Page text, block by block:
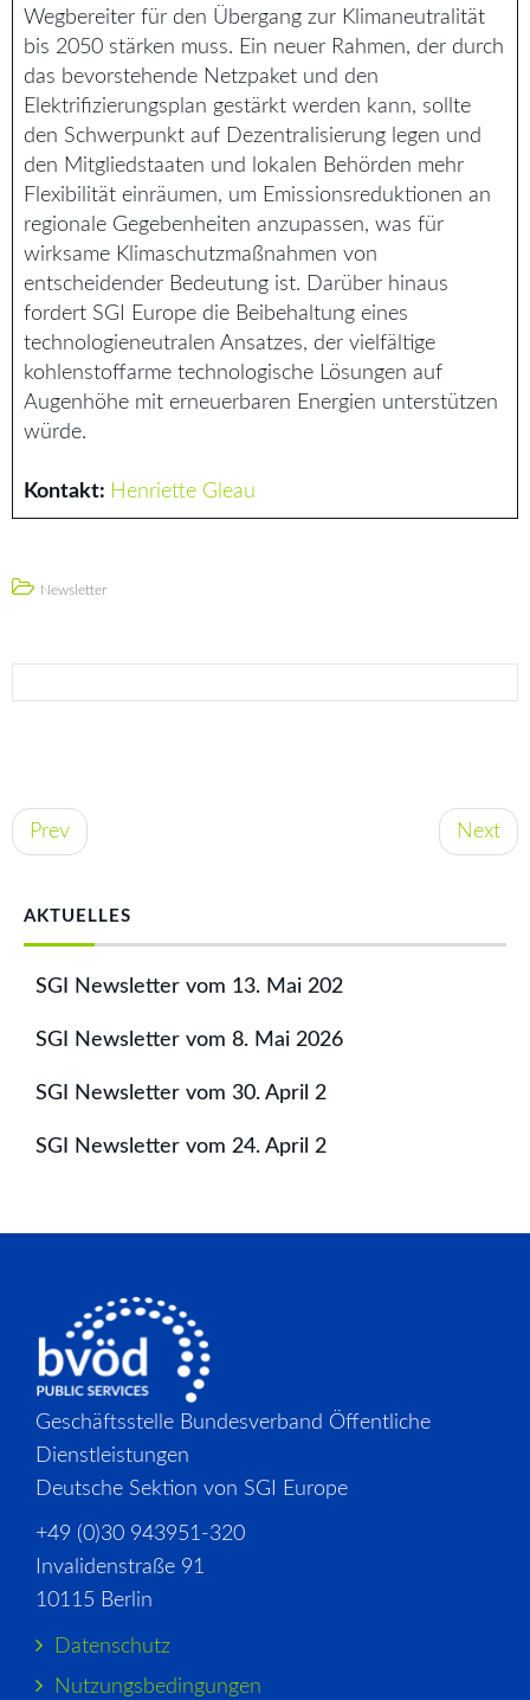
Wegbereiter für den Übergang zur Klimaneutralität
bis 2050 stärken muss. Ein neuer Rahmen, der durch
das bevorstehende Netzpaket und den
Elektrifizierungsplan gestärkt werden kann, sollte
den Schwerpunkt auf Dezentralisierung legen und
den Mitgliedstaaten und lokalen Behörden mehr
Flexibilität einräumen, um Emissionsreduktionen an
regionale Gegebenheiten anzupassen, was für
wirksame Klimaschutzmaßnahmen von
entscheidender Bedeutung ist. Darüber hinaus
fordert SGI Europe die Beibehaltung eines
technologieneutralen Ansatzes, der vielfältige
kohlenstoffarme technologische Lösungen auf
Augenhöhe mit erneuerbaren Energien unterstützen
würde.
Kontakt: Henriette Gleau
Newsletter
Post
navigation
Prev Next
AKTUELLES
SGI Newsletter vom 13. Mai 202
SGI Newsletter vom 8. Mai 2026
SGI Newsletter vom 30. April 2
SGI Newsletter vom 24. April 2
Geschäftsstelle Bundesverband Öffentliche
Dienstleistungen
Deutsche Sektion von SGI Europe
+49 (0)30 943951-320
Invalidenstraße 91
10115 Berlin
Datenschutz
Nutzungsbedingungen